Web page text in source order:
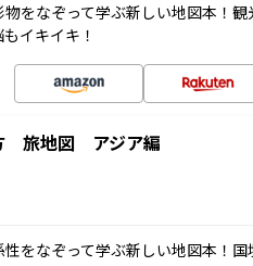
物をなぞって学ぶ新しい地図本！
イキイキ！
旅地図 アジア編
をなぞって学ぶ新しい地図本！